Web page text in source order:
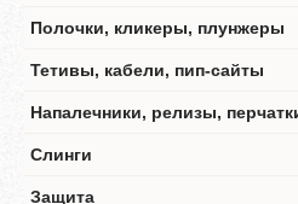
Полочки, кликеры, плунжеры
Тетивы, кабели, пип-сайты
Напалечники, релизы,
Слинги
Защита